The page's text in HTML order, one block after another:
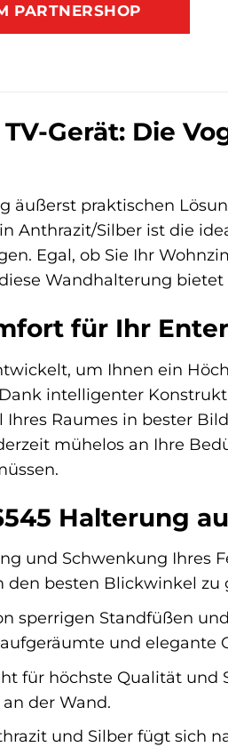
PARTNERSHOP
Gerät: Die
äußerst praktischen
Anthrazit/Silber ist die
Egal, ob Sie Ihr
Wandhalterung bietet
für Ihr
um Ihnen ein
intelligenter
Raumes in bester
mühelos an Ihre
Halterung
und Schwenkung Ihres
besten Blickwinkel zu
sperrigen Standfüßen
und elegante
für höchste Qualität und
der Wand.
und Silber fügt sich